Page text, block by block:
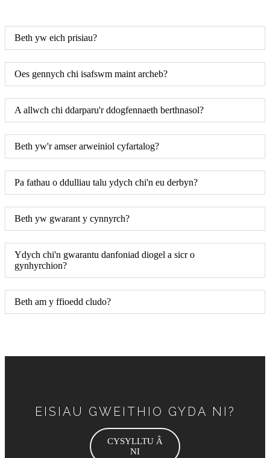
Beth yw eich prisiau?
Oes gennych chi isafswm maint archeb?
A allwch chi ddarparu'r ddogfennaeth berthnasol?
Beth yw'r amser arweiniol cyfartalog?
Pa fathau o ddulliau talu ydych chi'n eu derbyn?
Beth yw gwarant y cynnyrch?
Ydych chi'n gwarantu danfoniad diogel a sicr o
gynhyrchion?
Beth am y ffioedd cludo?
EISIAU GWEITHIO GYDA NI?
CYSYLLTU Â
NI